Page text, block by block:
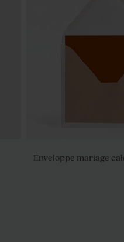
Enveloppe mariage